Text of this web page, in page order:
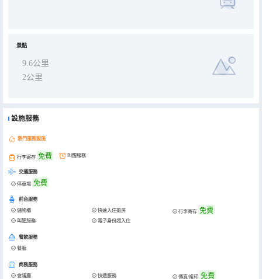
景點
9.6公里
2公里
設施服務
熱門服務設施
行李寄存 免費 叫醒服務
交通服務
停車場 免費
前台服務
儲物櫃 快速入住退房 行李寄存 免費
叫醒服務 電子身份證入住
餐飲服務
餐廳
商務服務
會議廳 快遞服務 傳真/複印 免費